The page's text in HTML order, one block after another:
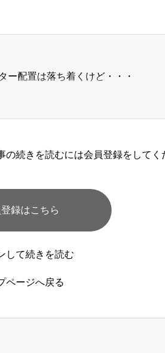
ー配置は落ち着くけど・・・
続きを読むには会員登録をしてく
録はこちら
して続きを読む
ページへ戻る